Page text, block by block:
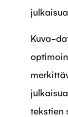
Kuva-
tekstien